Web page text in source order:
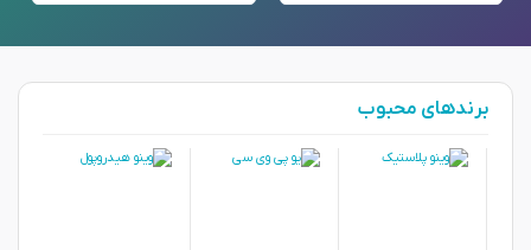
برندهای محبوب